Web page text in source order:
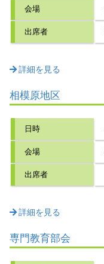
会場
出席者
詳細を見る
相模原地区
日時
会場
出席者
詳細を見る
専門教育部会